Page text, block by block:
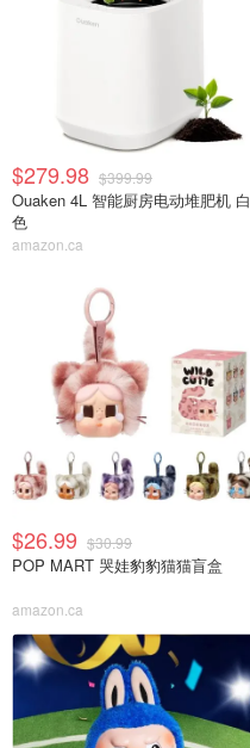
$279.98 $399.99
Ouaken 4L 智能厨房电动堆肥机 白
色
amazon.ca
$26.99 $30.99
POP MART 哭娃豹豹猫猫盲盒
amazon.ca